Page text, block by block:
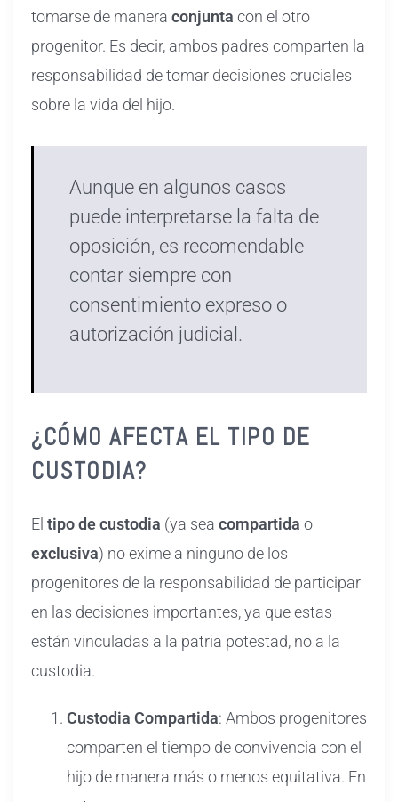
tomarse de manera conjunta con el otro
progenitor. Es decir, ambos padres comparten la
responsabilidad de tomar decisiones cruciales
sobre la vida del hijo.
Aunque en algunos casos
puede interpretarse la falta de
oposición, es recomendable
contar siempre con
consentimiento expreso o
autorización judicial.
¿CÓMO AFECTA EL TIPO DE
CUSTODIA?
El tipo de custodia (ya sea compartida o
exclusiva) no exime a ninguno de los
progenitores de la responsabilidad de participar
en las decisiones importantes, ya que estas
están vinculadas a la patria potestad, no a la
custodia.
Custodia Compartida: Ambos progenitores
comparten el tiempo de convivencia con el
hijo de manera más o menos equitativa. En